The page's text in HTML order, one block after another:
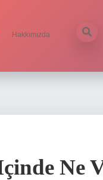
Hakkımızda
Ne